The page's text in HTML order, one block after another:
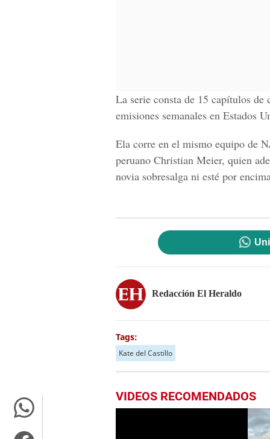
La serie consta de 15 capítulos de
emisiones semanales en Estados
Ela corre en el mismo equipo de
peruano Christian Meier, quien
novia sobresalga ni esté por
Redacción El Heraldo
Tags:
Kate del Castillo
VIDEOS RECOMENDADOS